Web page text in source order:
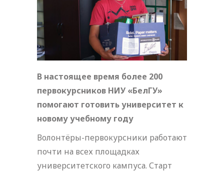
В настоящее время более 200
первокурсников НИУ «БелГУ»
помогают готовить университет к
новому учебному году
Волонтёры-первокурсники работают
почти на всех площадках
университетского кампуса. Старт